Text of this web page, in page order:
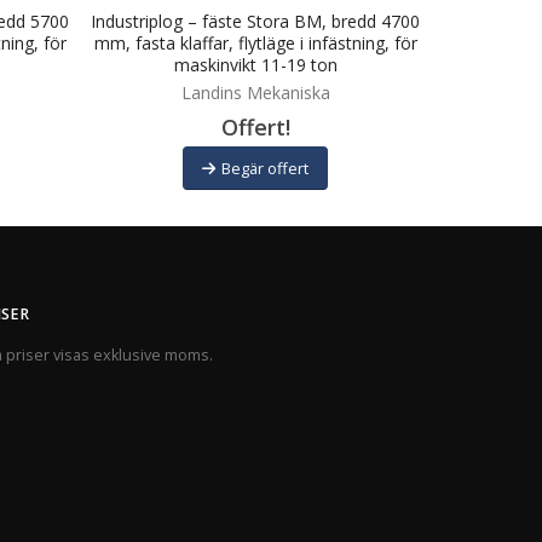
5700
för
Industriplog – fäste Stora BM, bredd 4700
mm, fasta klaffar, flytläge i infästning, för
maskinvikt 11-19 ton
Landins Mekaniska
Offert!
Begär offert
priser visas exklusive moms.